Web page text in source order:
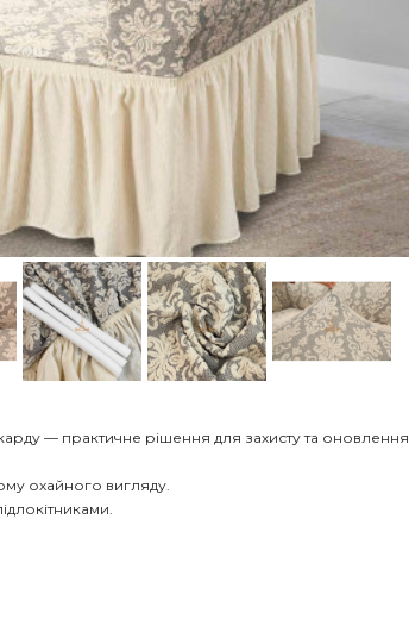
— практичне рішення для захисту та оновлення
охайного вигляду.